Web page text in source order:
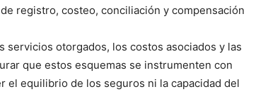
registro, costeo, conciliación y compensación
servicios otorgados, los costos asociados y las
que estos esquemas se instrumenten con
el equilibrio de los seguros ni la capacidad del